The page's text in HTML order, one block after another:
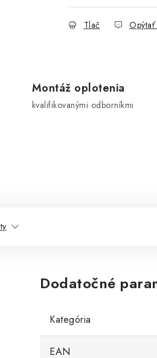
Tlač Opýtať
Montáž oplotenia
kvalifikovanými odborníkmi
Dodatočné
Kategória
EAN